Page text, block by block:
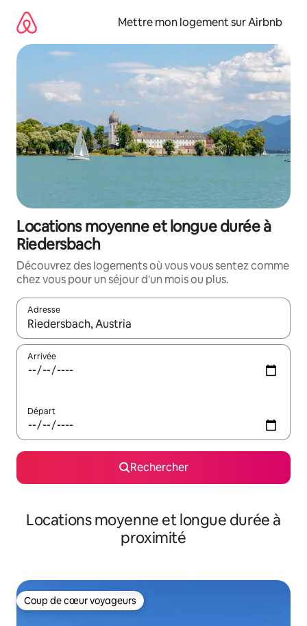
directement
contenu
Mettre mon logement sur Airbnb
Locations moyenne et longue durée à
Riedersbach
Découvrez des logements où vous vous sentez comme
chez vous pour un séjour d'un mois ou plus.
Adresse
Lorsque les résultats s'affichent, utilisez les flèches vers le
Arrivée
Départ
Rechercher
Locations moyenne et longue durée à
proximité
Coup de cœur voyageurs
Coup de cœur voyageurs